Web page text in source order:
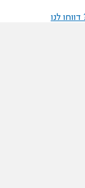
לנו